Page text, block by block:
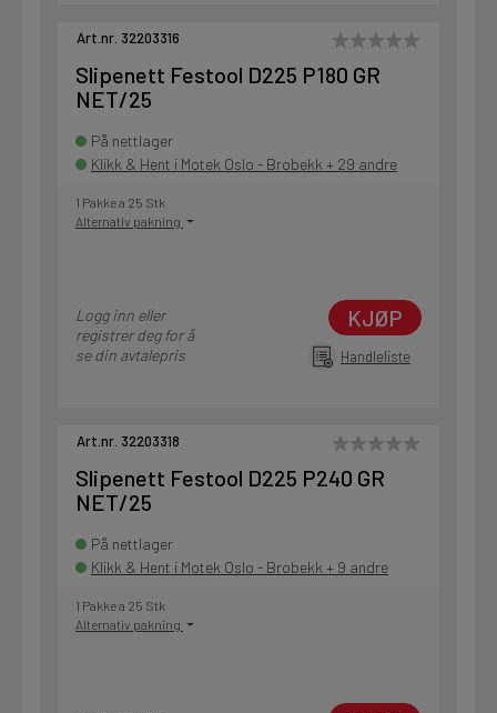
Art.nr. 32203316
Slipenett Festool D225 P180 GR
NET/25
På nettlager
Klikk & Hent i Motek Oslo - Brobekk + 29 andre
1 Pakke a 25 Stk
Alternativ pakning
Logg inn eller
registrer deg for å
se din avtalepris
KJØP
Handleliste
Art.nr. 32203318
Slipenett Festool D225 P240 GR
NET/25
På nettlager
Klikk & Hent i Motek Oslo - Brobekk + 9 andre
1 Pakke a 25 Stk
Alternativ pakning